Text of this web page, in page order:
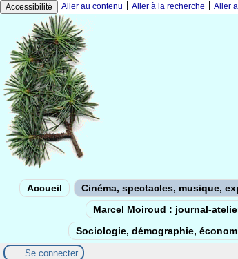
Accessibilité Aller au contenu Aller à la recherche Aller
Accueil Cinéma, spectacles, musique,
Marcel Moiroud : journal-
Sociologie, démographie,
Se connecter